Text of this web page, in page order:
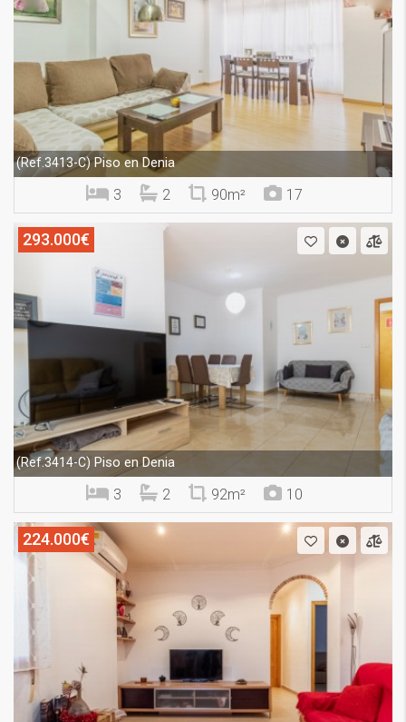
(Ref.3413-C)Piso en Denia
3 2 90m² 17
293.000€
(Ref.3414-C) Piso en Denia
3 2 92m² 10
224.000€